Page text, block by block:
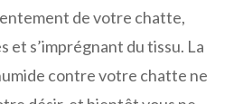
de votre chatte,
et s’imprégnant du tissu. La
contre votre chatte ne